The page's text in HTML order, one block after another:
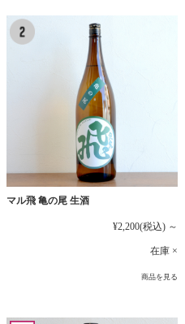
マル飛 亀の尾 生酒
¥2,200(税込) ～
在庫 ×
商品を見る